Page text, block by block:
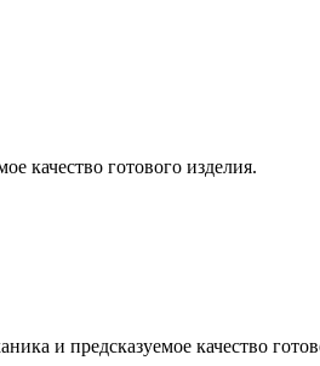
качество готового изделия.
и предсказуемое качество